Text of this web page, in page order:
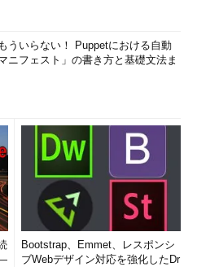
ういらない！ Puppetにおける自動
ニフェスト」の書き方と基礎文法ま
Bootstrap、Emmet、レスポンシ
ブWebデザイン対応を強化したDr